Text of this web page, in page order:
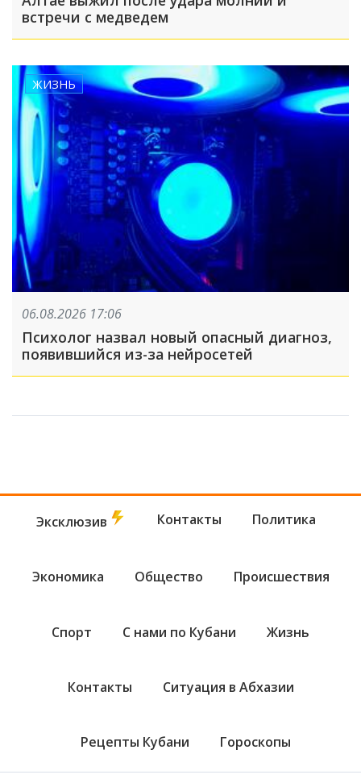
встречи с медведем
ЖИЗНЬ
06.08.2026 17:06
Психолог назвал новый опасный диагноз,
появившийся из-за нейросетей
Эксклюзив Контакты Политика
Экономика Общество Происшествия
Спорт С нами по Кубани Жизнь
Контакты Ситуация в Абхазии
Рецепты Кубани Гороскопы